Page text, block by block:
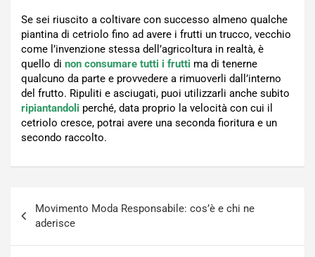
Se sei riuscito a coltivare con successo almeno qualche
piantina di cetriolo fino ad avere i frutti un trucco, vecchio
come l’invenzione stessa dell’agricoltura in realtà, è
quello di non consumare tutti i frutti ma di tenerne
qualcuno da parte e provvedere a rimuoverli dall’interno
del frutto. Ripuliti e asciugati, puoi utilizzarli anche subito
ripiantandoli perché, data proprio la velocità con cui il
cetriolo cresce, potrai avere una seconda fioritura e un
secondo raccolto.
articoli
Movimento Moda Responsabile: cos’è e chi ne
aderisce